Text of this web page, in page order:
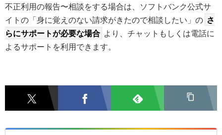
不正利用の報告〜相談をする場合は、ソフトバンク公式サ
イトの「身に覚えのない請求がきたので相談したい」の さ
らにサポートが必要な場合 より、チャットもしくは電話に
よるサポートを利用できます。